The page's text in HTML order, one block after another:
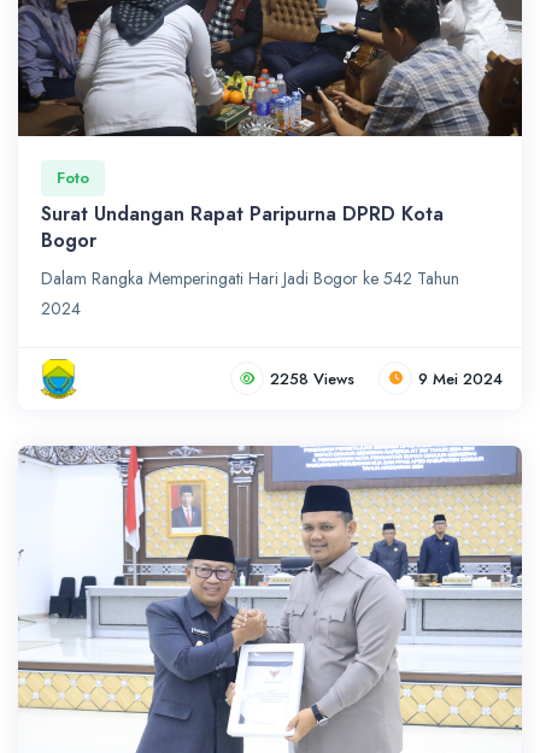
Foto
Surat Undangan Rapat Paripurna DPRD Kota
Bogor
Dalam Rangka Memperingati Hari Jadi Bogor ke 542 Tahun
2024
2258 Views 9 Mei 2024